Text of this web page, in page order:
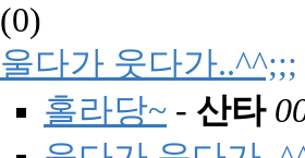
(0)
울다가 웃다가..^^;;;
홀라당~ - 산타